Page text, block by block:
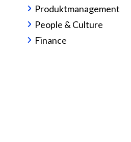
Produktmanagement
People & Culture
Finance